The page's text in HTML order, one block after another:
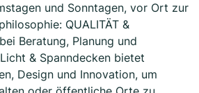
und Sonntagen, vor Ort zur
QUALITÄT &
Beratung, Planung und
& Spanndecken bietet
Design und Innovation, um